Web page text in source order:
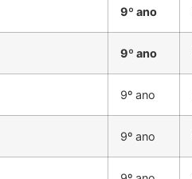
9º ano
9º ano
9º ano
9º ano